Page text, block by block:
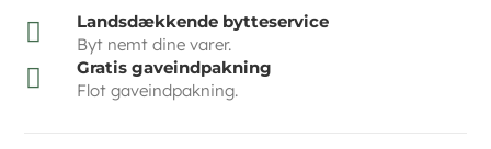

Landsdækkende bytteservice
Byt nemt dine varer.

Gratis gaveindpakning
Flot gaveindpakning.